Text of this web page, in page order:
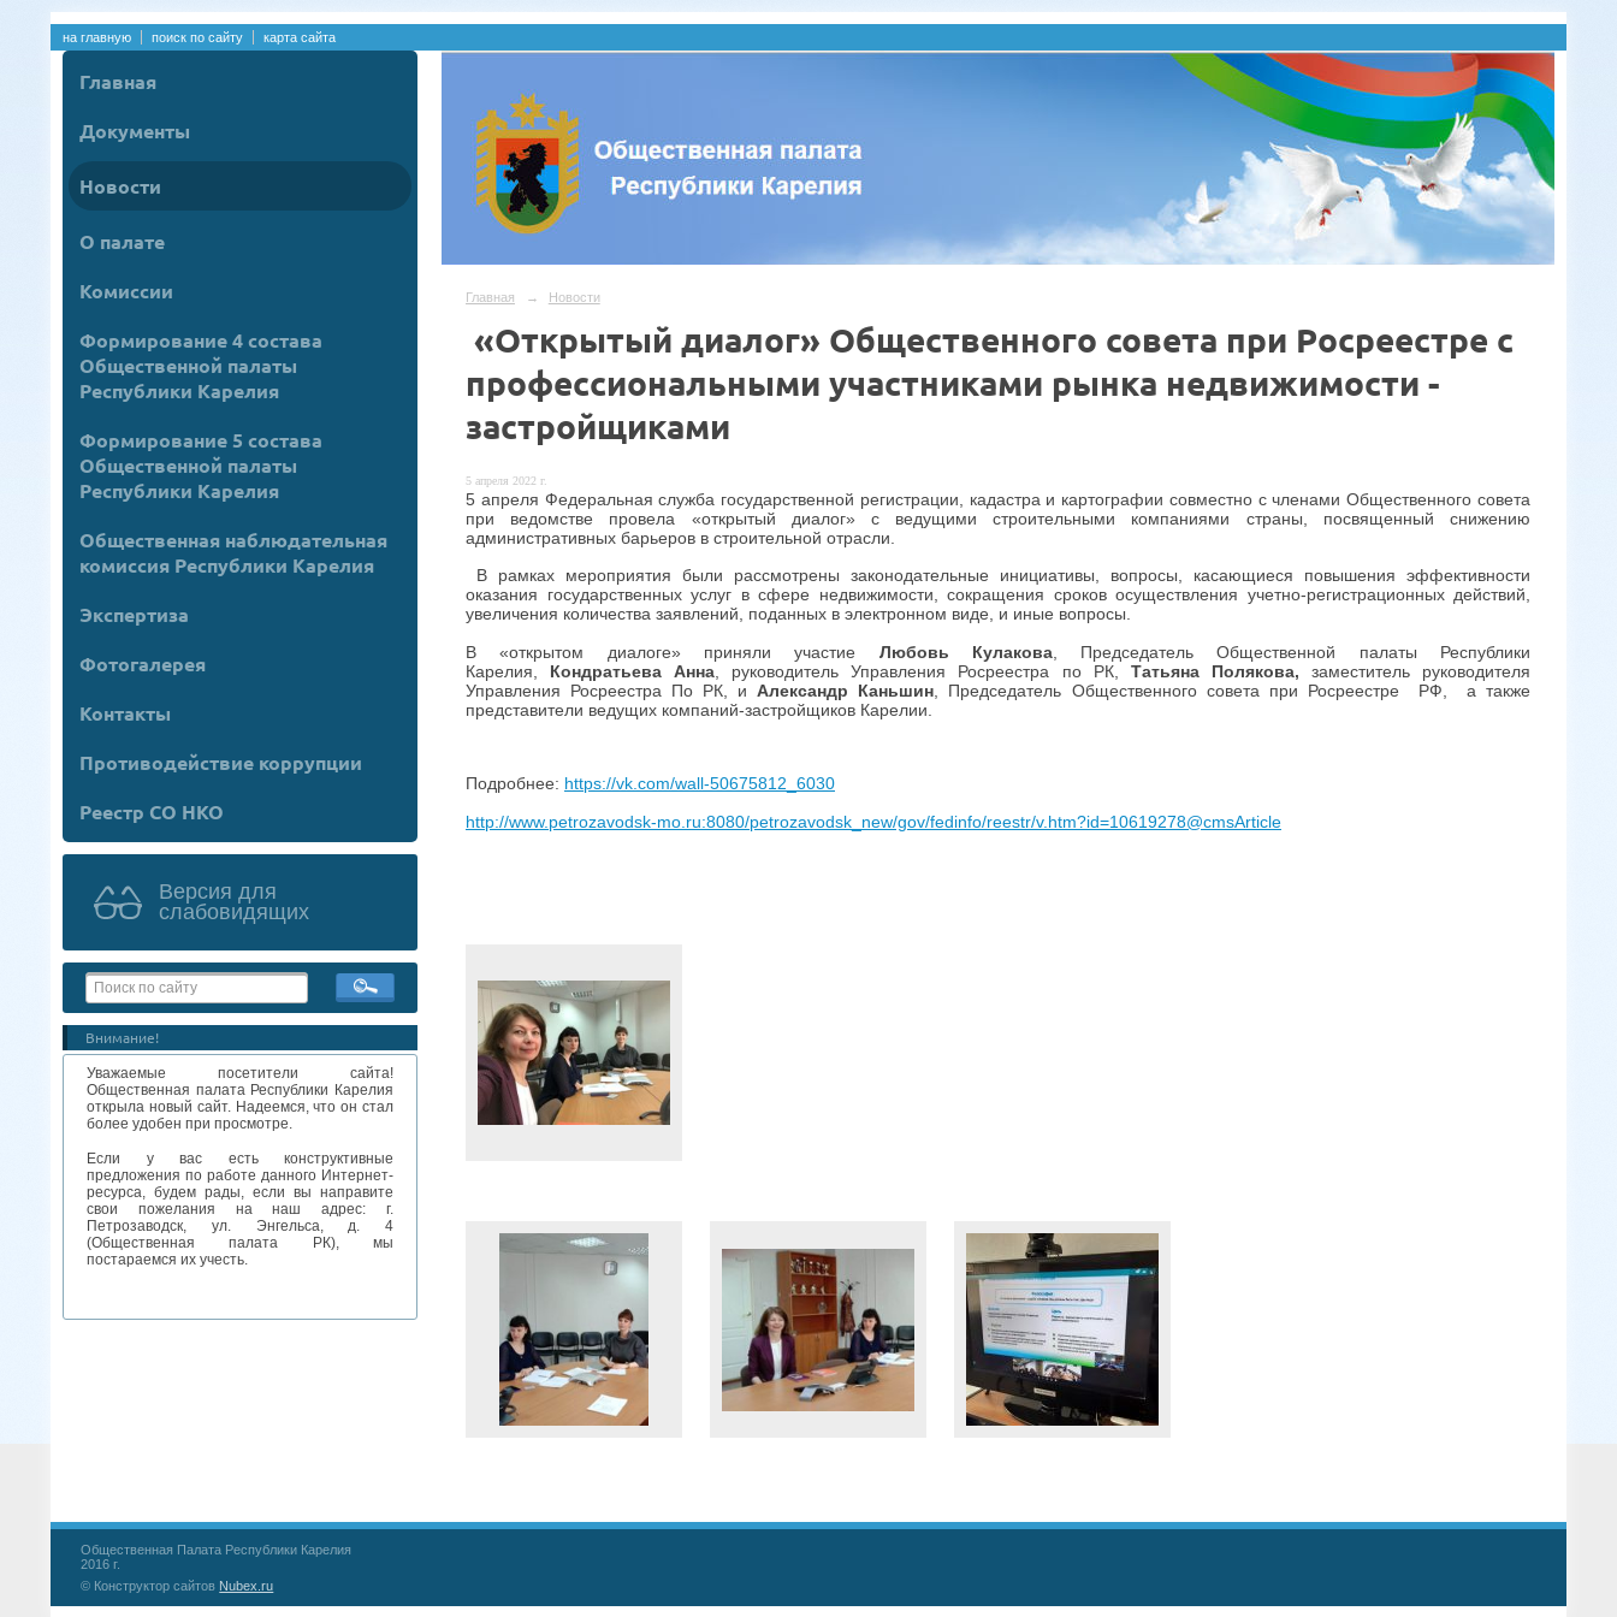
на главную поиск по сайту карта сайта
Главная
Документы
Новости
О палате
Комиссии
Формирование 4 состава
Общественной палаты
Республики Карелия
Формирование 5 состава
Общественной палаты
Республики Карелия
Общественная наблюдательная
комиссия Республики Карелия
Экспертиза
Фотогалерея
Контакты
Противодействие коррупции
Реестр СО НКО
Версия для
слабовидящих
Внимание!
Уважаемые посетители сайта!
Общественная палата Республики Карелия
открыла новый сайт. Надеемся, что он стал
более удобен при просмотре.
Если у вас есть конструктивные
предложения по работе данного Интернет-
ресурса, будем рады, если вы направите
свои пожелания на наш адрес: г.
Петрозаводск, ул. Энгельса, д. 4
(Общественная палата РК), мы
постараемся их учесть.
Главная → Новости
«Открытый диалог» Общественного совета при Росреестре с
профессиональными участниками рынка недвижимости -
застройщиками
5 апреля 2022 г.
5 апреля Федеральная служба государственной регистрации, кадастра и картографии совместно с членами Общественного совета
при ведомстве провела «открытый диалог» с ведущими строительными компаниями страны, посвященный снижению
административных барьеров в строительной отрасли.
В рамках мероприятия были рассмотрены законодательные инициативы, вопросы, касающиеся повышения эффективности
оказания государственных услуг в сфере недвижимости, сокращения сроков осуществления учетно-регистрационных действий,
увеличения количества заявлений, поданных в электронном виде, и иные вопросы.
В «открытом диалоге» приняли участие Любовь Кулакова, Председатель Общественной палаты Республики
Карелия, Кондратьева Анна , руководитель Управления Росреестра по РК, Татьяна Полякова, заместитель руководителя
Управления Росреестра По РК, иАлександр Каньшин , Председатель Общественного совета при Росреестре РФ, а также
представители ведущих компаний-застройщиков Карелии.
Подробнее: https://vk.com/wall-50675812_6030
http://www.petrozavodsk-mo.ru:8080/petrozavodsk_new/gov/fedinfo/reestr/v.htm?id=10619278@cmsArticle
Общественная Палата Республики Карелия
2016 г.
© Конструктор сайтов Nubex.ru